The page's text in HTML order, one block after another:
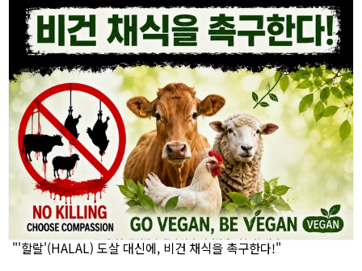
"'할랄'(HALAL) 도살 대신에, 비건 채식을 촉구한다!"